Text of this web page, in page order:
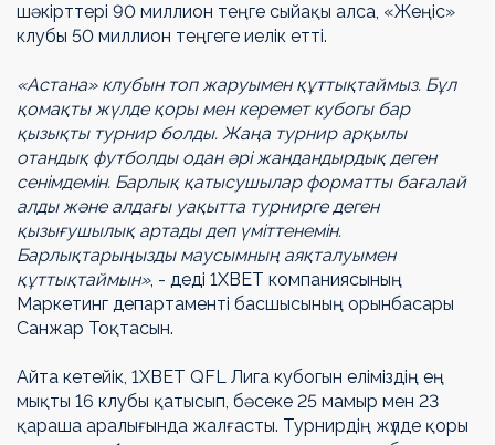
шәкірттері 90 миллион теңге сыйақы алса, «Жеңіс»
клубы 50 миллион теңгеге иелік етті.
«Астана» клубын топ жаруымен құттықтаймыз. Бұл
қомақты жүлде қоры мен керемет кубогы бар
қызықты турнир болды. Жаңа турнир арқылы
отандық футболды одан әрі жандандырдық деген
сенімдемін. Барлық қатысушылар форматты бағалай
алды және алдағы уақытта турнирге деген
қызығушылық артады деп үміттенемін.
Барлықтарыңызды маусымның аяқталуымен
құттықтаймын», - деді 1XBET компаниясының
Маркетинг департаменті басшысының орынбасары
Санжар Тоқтасын.
Айта кетейік, 1ХВЕТ QFL Лига кубогын еліміздің ең
мықты 16 клубы қатысып, бәсеке 25 мамыр мен 23
қараша аралығында жалғасты. Турнирдің жүлде қоры